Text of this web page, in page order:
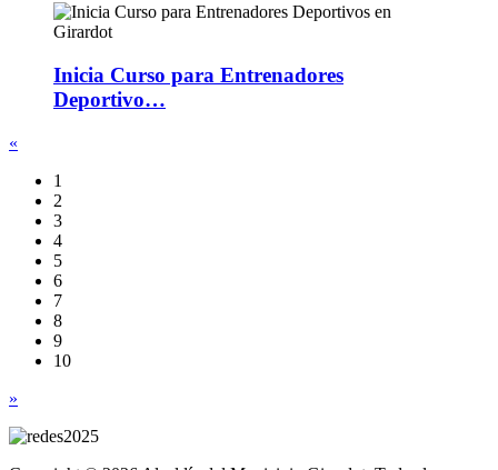
Inicia Curso para Entrenadores
Deportivo…
«
1
2
3
4
5
6
7
8
9
10
»